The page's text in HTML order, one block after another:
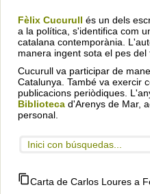
Fèlix Cucurull és un dels
a la política, s'identifica com
catalana contemporània.
manera ingent sota el pes del
Cucurull va participar de
Catalunya. També va exercir
publicacions periòdiques.
Biblioteca d'Arenys de Mar,
personal.
Inici con búsquedas...
Carta de Carlos Loures a